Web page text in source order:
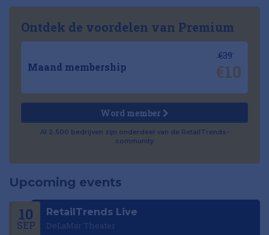
Ontdek de voordelen van Premium
Maand membership
€39
€10
Word member
Al 2.500 bedrijven zijn onderdeel van de RetailTrends-
community
Upcoming events
10
SEP
RetailTrends Live
DeLaMar Theater